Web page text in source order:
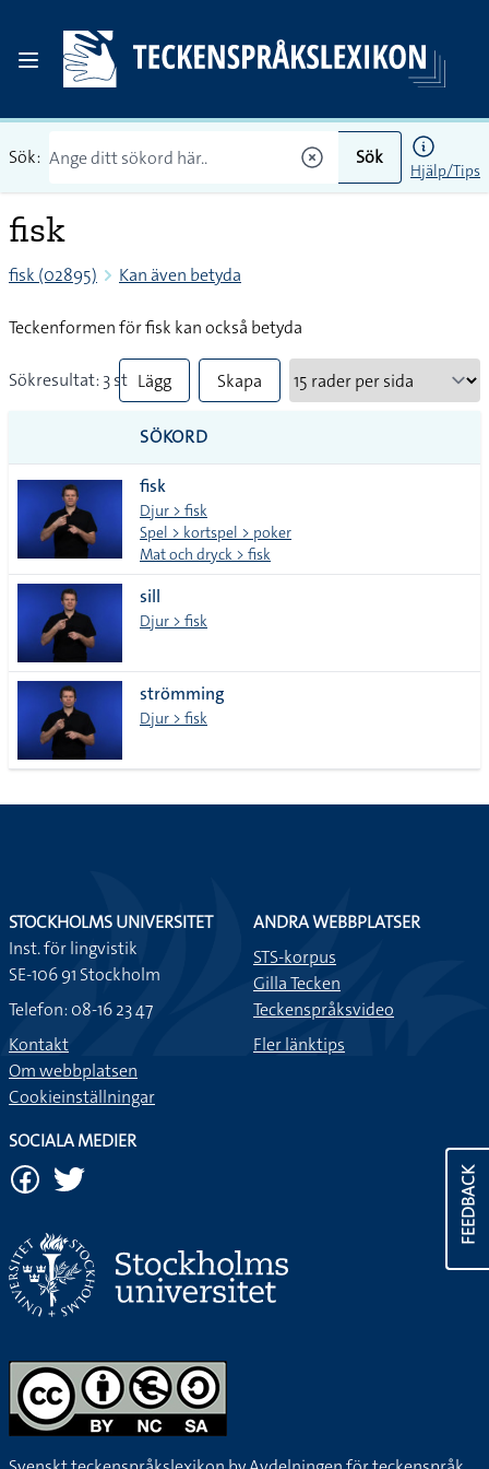
Sök: Sök
Hjälp/Tips
fisk
fisk (02895) Kan även betyda
Teckenformen för fisk kan också betyda
Sökresultat: 3 st Lägg
till
alla i
lista
Skapa
SÖKORD
fisk
Djur > fisk
Spel > kortspel > poker
Mat och dryck > fisk
sill
Djur > fisk
strömming
Djur > fisk
FEEDBACK
STOCKHOLMS UNIVERSITET
Inst. för lingvistik
SE-106 91 Stockholm
Telefon: 08-16 23 47
Kontakt
Om webbplatsen
Cookieinställningar
ANDRA WEBBPLATSER
STS-korpus
Gilla Tecken
Teckenspråksvideo
Fler länktips
SOCIALA MEDIER